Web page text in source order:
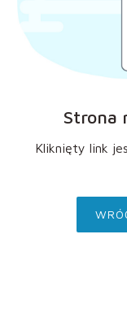
Strona
Kliknięty link